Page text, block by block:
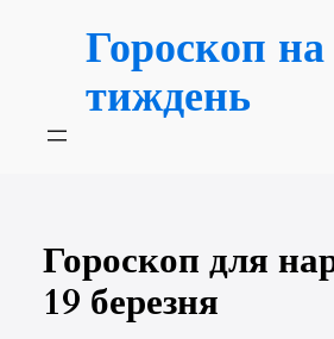
Гороскоп на
тиждень
Гороскоп для
19 березня